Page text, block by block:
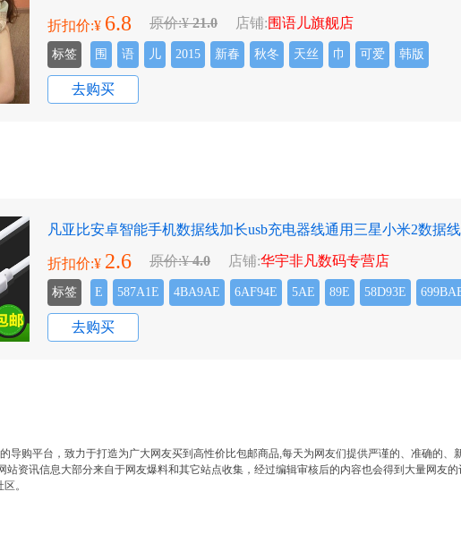
折扣价:¥ 6.8 原价:¥21.0 店铺:围语儿旗舰店
标签 围 语 儿 2015 新春 秋冬 天丝 巾 可爱 韩版
去购买
凡亚比安卓智能手机数据线加长usb充电器线通用三星小米2数据
折扣价:¥ 2.6 原价:¥4.0 店铺:华宇非凡数码专营店
标签 E 587A1E 4BA9AE 6AF94E 5AE 89E 58D93E
883BDE
6898BE
去购买
导购平台，致力于打造为广大网友买到高性价比包邮商品,每天为网友们提供严谨的、准确的、
站资讯信息大部分来自于网友爆料和其它站点收集，经过编辑审核后的内容也会得到大量网友
。